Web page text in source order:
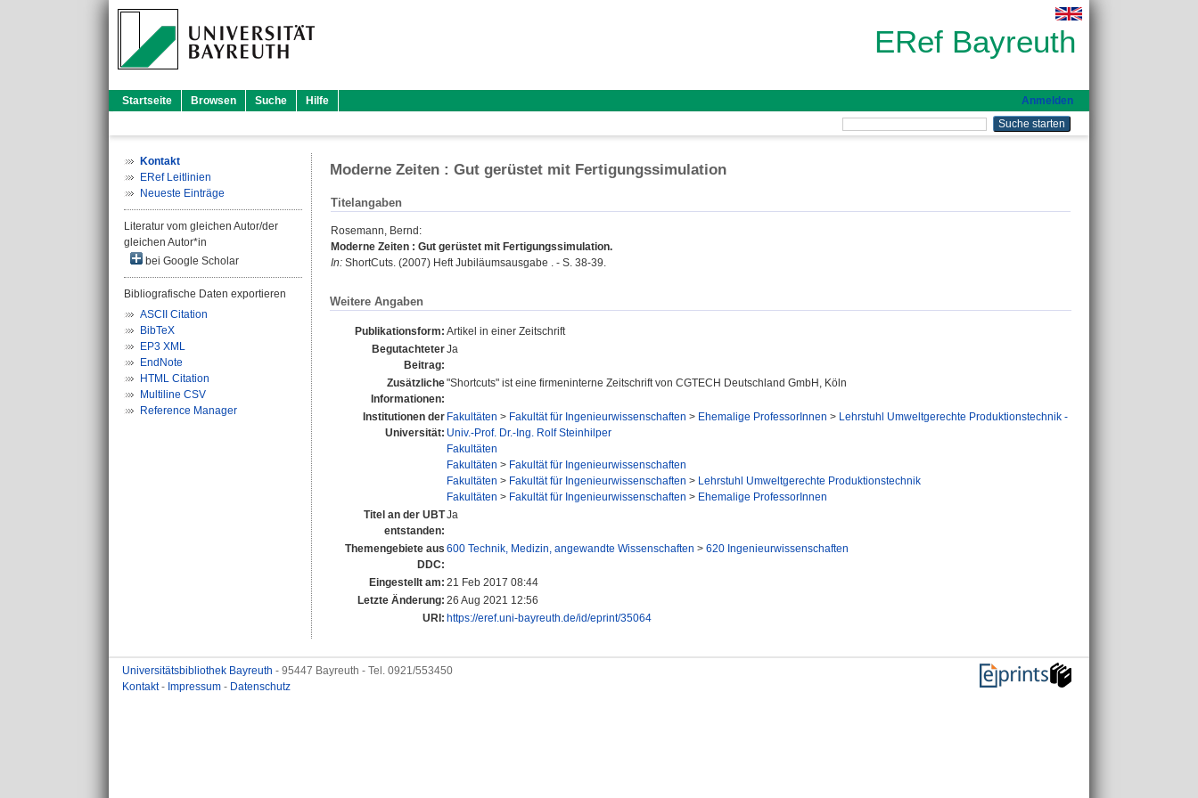
ERef Bayreuth
Startseite Browsen Suche Hilfe Anmelden
Kontakt
ERef Leitlinien
Neueste Einträge
Literatur vom gleichen Autor/der
gleichen Autor*in
bei Google Scholar
Bibliografische Daten exportieren
ASCII Citation
BibTeX
EP3 XML
EndNote
HTML Citation
Multiline CSV
Reference Manager
Moderne Zeiten : Gut gerüstet mit Fertigungssimulation
Titelangaben
Rosemann, Bernd :
Moderne Zeiten : Gut gerüstet mit Fertigungssimulation.
In: ShortCuts. (2007) Heft Jubiläumsausgabe . - S. 38-39.
Weitere Angaben
Publikationsform: Artikel in einer Zeitschrift
Begutachteter
Beitrag:
Ja
Zusätzliche
Informationen:
"Shortcuts" ist eine firmeninterne Zeitschrift von CGTECH Deutschland GmbH, Köln
Institutionen der
Universität:
Fakultäten > Fakultät für Ingenieurwissenschaften > Ehemalige ProfessorInnen > Lehrstuhl Umweltgerechte Produktionstechnik -
Univ.-Prof. Dr.-Ing. Rolf Steinhilper
Fakultäten
Fakultäten > Fakultät für Ingenieurwissenschaften
Fakultäten > Fakultät für Ingenieurwissenschaften > Lehrstuhl Umweltgerechte Produktionstechnik
Fakultäten > Fakultät für Ingenieurwissenschaften > Ehemalige ProfessorInnen
Titel an der UBT
entstanden:
Ja
Themengebiete aus
DDC:
600 Technik, Medizin, angewandte Wissenschaften > 620 Ingenieurwissenschaften
Eingestellt am: 21 Feb 2017 08:44
Letzte Änderung: 26 Aug 2021 12:56
URI: https://eref.uni-bayreuth.de/id/eprint/35064
Universitätsbibliothek Bayreuth - 95447 Bayreuth - Tel. 0921/553450
Kontakt- Impressum - Datenschutz